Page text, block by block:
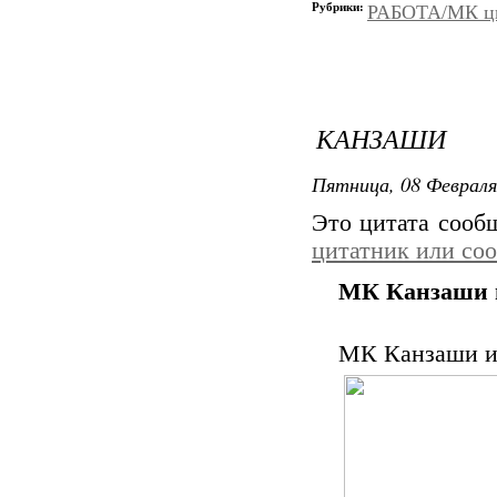
Рубрики: РАБОТА/МК
КАНЗАШИ
Пятница, 08
Это цитата
цитатник или
МК Канзаши
МК Канзаши